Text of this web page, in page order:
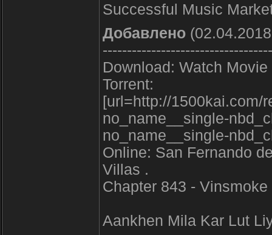
Successful Music
Добавлено
Download: Watch Movie
Torrent:
[url=http://1500kai.com/
no_name__single-
no_name__single-
Online: San Fernando
Villas .
Chapter 843 -
Aankhen Mila Kar Lut